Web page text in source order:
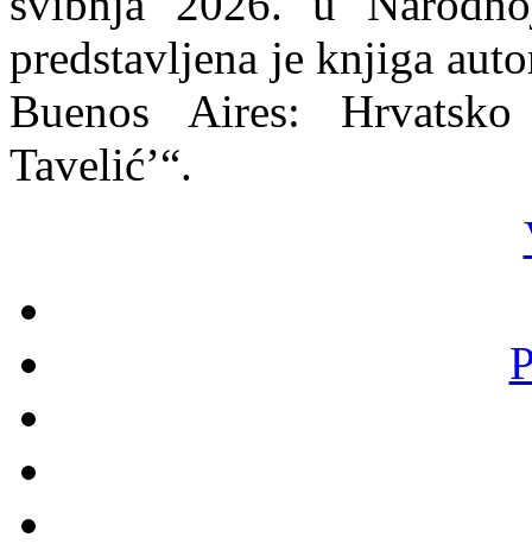
predstavljena je knjiga
Buenos Aires:
Tavelić’“.